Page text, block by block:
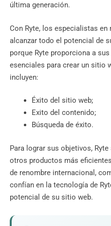
última generación.
Con Ryte, los especialistas en
alcanzar todo el potencial de
porque Ryte proporciona a
esenciales para crear un sitio
incluyen:
Éxito del sitio web;
Exito del contenido;
Búsqueda de éxito.
Para lograr sus objetivos,
otros productos más
de renombre internacional,
confían en la tecnología de
potencial de su sitio web.